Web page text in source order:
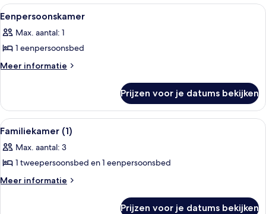
Alle
foto's
voor
Eenpersoonskamer
laden
Een hotelkamer met een bed, een
1
Eenpersoonskamer
Max. aantal: 1
1 eenpersoonsbed
Meer informatie
Meer
Prijzen voor je datums bekijken
Alle
foto's
voor
Familiekamer
(1)
Een hotelkamer met een bed, een
5
Familiekamer (1)
Max. aantal: 3
1 tweepersoonsbed en 1 eenpersoonsbed
Meer informatie
Meer
Prijzen voor je datums bekijken